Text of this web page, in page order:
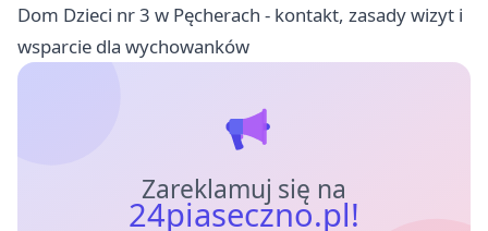
Dom Dzieci nr 3 w Pęcherach - kontakt, zasady wizyt i
wsparcie dla wychowanków
Zareklamuj się na
24piaseczno.pl!